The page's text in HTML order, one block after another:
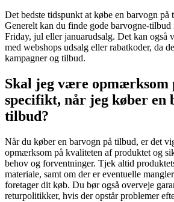
Det bedste tidspunkt at købe en barvogn på
Generelt kan du finde gode barvogne-
Friday, jul eller januarudsalg. Det kan også
med webshops udsalg eller rabatkoder, da
kampagner og tilbud.
Skal jeg være opmærksom
specifikt, når jeg køber en
tilbud?
Når du køber en barvogn på tilbud, er det
opmærksom på kvaliteten af produktet og
behov og forventninger. Tjek altid
materiale, samt om der er eventuelle
foretager dit køb. Du bør også overveje
returpolitikker, hvis der opstår problemer